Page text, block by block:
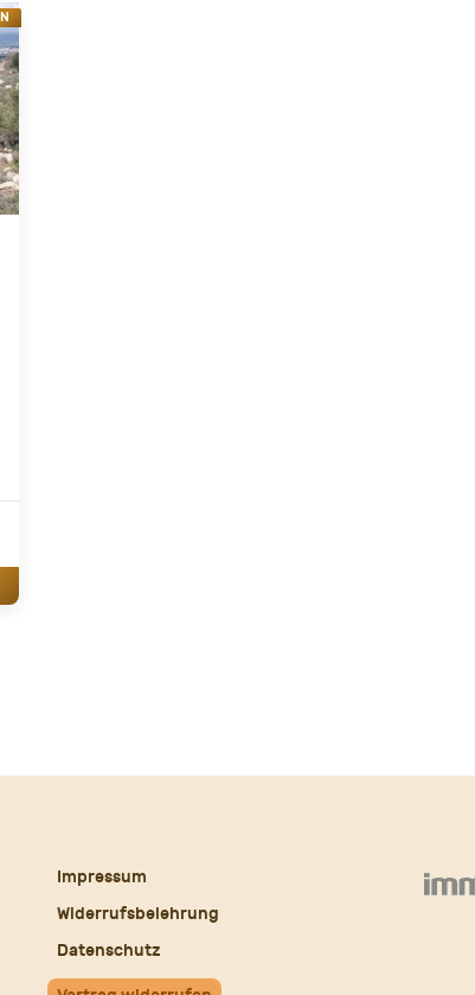
Impressum
Widerrufsbelehrung
Datenschutz